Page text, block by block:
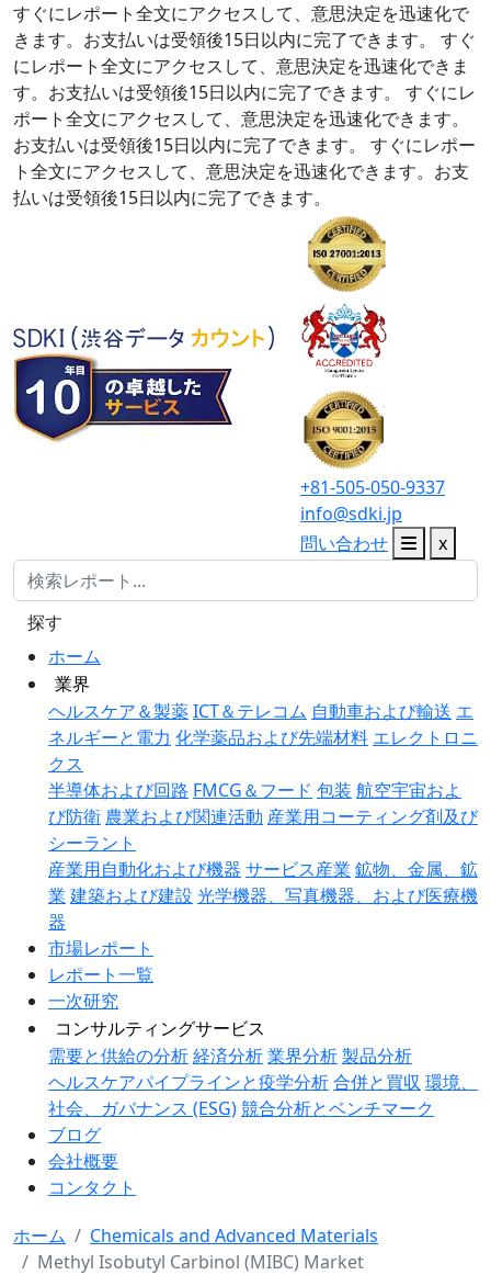
すぐにレポート全文にアクセスして、意思決定を迅速化で
きます。お支払いは受領後15日以内に完了できます。
すぐ
にレポート全文にアクセスして、意思決定を迅速化できま
す。お支払いは受領後15日以内に完了できます。
すぐにレ
ポート全文にアクセスして、意思決定を迅速化できます。
お支払いは受領後15日以内に完了できます。
すぐにレポー
ト全文にアクセスして、意思決定を迅速化できます。お支
払いは受領後15日以内に完了できます。
+81-505-050-9337
info@sdki.jp
問い合わせ
x
ホーム
業界
ヘルスケア＆製薬ICT＆テレコム 自動車および輸送 エ
ネルギーと電力 化学薬品および先端材料 エレクトロニ
クス
半導体および回路 FMCG＆フード 包装 航空宇宙およ
び防衛 農業および関連活動 産業用コーティング剤及び
シーラント
産業用自動化および機器 サービス産業 鉱物、金属、鉱
業 建築および建設 光学機器、写真機器、および医療機
器
市場レポート
レポート一覧
一次研究
コンサルティングサービス
需要と供給の分析経済分析業界分析製品分析
ヘルスケアパイプラインと疫学分析合併と買収 環境、
社会、ガバナンス (ESG)競合分析とベンチマーク
ブログ
会社概要
コンタクト
探す
ホーム
Chemicals and Advanced Materials
Methyl Isobutyl Carbinol (MIBC) Market